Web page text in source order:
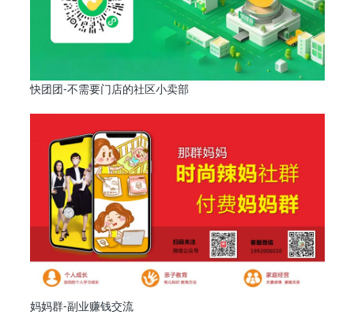
快团团-不需要门店的社区小卖部
妈妈群-副业赚钱交流